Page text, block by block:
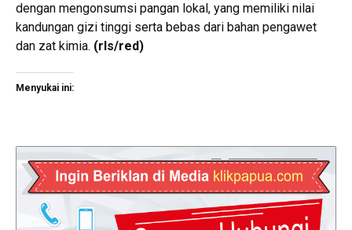
dengan mengonsumsi pangan lokal, yang memiliki nilai
kandungan gizi tinggi serta bebas dari bahan pengawet
dan zat kimia. (rls/red)
Menyukai ini: